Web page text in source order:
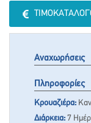
Αναχωρήσεις
Πληροφορίες
Κρουαζιέρα:
Διάρκεια: 7